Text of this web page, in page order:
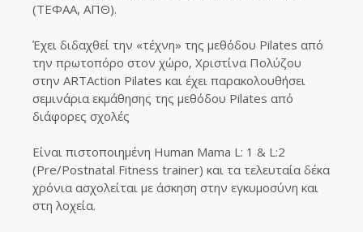
(ΤΕΦΑΑ, ΑΠΘ).
Έχει διδαχθεί την «τέχνη» της μεθόδου Pilates από
την πρωτοπόρο στον χώρο, Χριστίνα Πολύζου
στην ARTAction Pilates και έχει παρακολουθήσει
σεμινάρια εκμάθησης της μεθόδου Pilates από
διάφορες σχολές
Είναι πιστοποιημένη Human Mama L: 1 & L:2
(Pre/Postnatal Fitness trainer) και τα τελευταία δέκα
χρόνια ασχολείται με άσκηση στην εγκυμοσύνη και
στη λοχεία.